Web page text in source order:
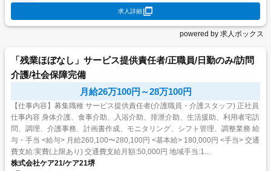
求人詳細
powered by 求人ボックス
「残業ほぼなし」サービス提供責任者/正職員/日勤のみ/訪問
介護/社会保障完備
月給26万100円～28万100円
【仕事内容】募集職種 サービス提供責任者(介護職員・介護スタッフ) 正社員
仕事内容 身体介護、食事介助、入浴介助、排泄介助、生活援助、利用者宅訪
問、調理、介護事務、計画書作成、モニタリング、シフト管理、調整業務 給
与・手当 <給与> 月給260,100〜280,100円 <基本給> 180,000円 <手当> 交通
費支給:実費(上限あり) 交通費支給月額:50,000円 地域手当:1...
株式会社ケア21/ケア21堺